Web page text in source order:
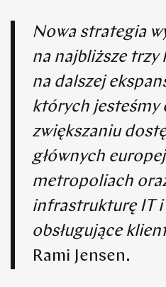
Nowa strategia
na najbliższe trzy
na dalszej
których jesteśmy
zwiększaniu
głównych
metropoliach
infrastrukturę IT
obsługujące
Rami Jensen.